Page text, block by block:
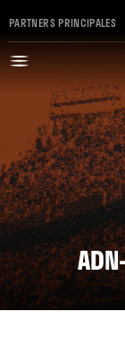
PARTNERS PRINCIPALES